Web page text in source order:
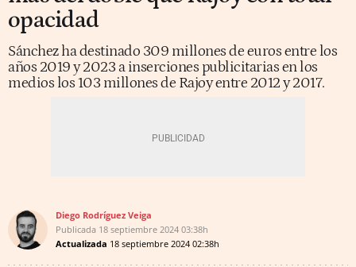
opacidad
Sánchez ha destinado 309 millones de euros entre los
años 2019 y 2023 a inserciones publicitarias en los
medios los 103 millones de Rajoy entre 2012 y 2017.
Diego Rodríguez Veiga
Publicada 18 septiembre 2024 03:38h
Actualizada 18 septiembre 2024 02:38h